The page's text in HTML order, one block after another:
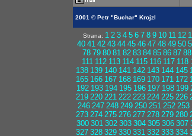
2001 © Petr "Buchar" Krojzl
Strana: 1 2 3 4 5 6 7 8 9 10 11 12
40 41 42 43 44 45 46 47 48 49 50
78 79 80 81 82 83 84 85 86 87 88
111 112 113 114 115 116 117 118
138 139 140 141 142 143 144 145
165 166 167 168 169 170 171 172
192 193 194 195 196 197 198 199
219 220 221 222 223 224 225 226
246 247 248 249 250 251 252 253
273 274 275 276 277 278 279 280
300 301 302 303 304 305 306 307
327 328 329 330 331 332 333 334